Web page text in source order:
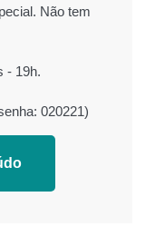
Não tem
- 19h.
020221)